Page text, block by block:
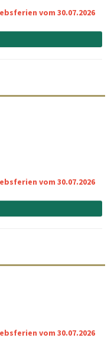
vom 30.07.2026
vom 30.07.2026
vom 30.07.2026